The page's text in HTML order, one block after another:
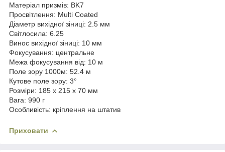
Матеріал призмів: BK7
Просвітлення: Multi Coated
Діаметр вихідної зіниці: 2.5 мм
Світлосила: 6.25
Винос вихідної зіниці: 10 мм
Фокусування: центральне
Межа фокусування від: 10 м
Поле зору 1000м: 52.4 м
Кутове поле зору: 3°
Розміри: 185 x 215 x 70 мм
Вага: 990 г
Особливість: кріплення на штатив
Приховати